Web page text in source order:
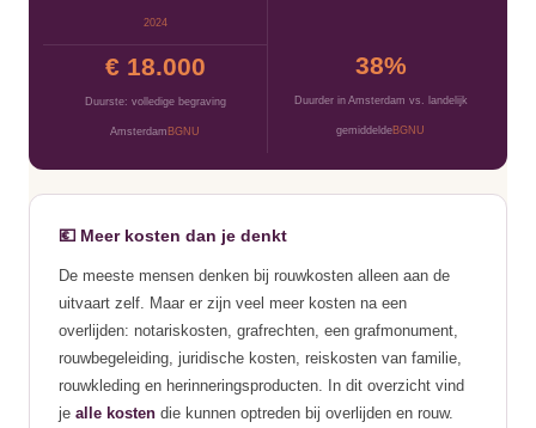
2024
€ 18.000
Duurste: volledige begraving
Amsterdam BGNU
38%
Duurder in Amsterdam vs. landelijk
gemiddeldeBGNU
💶 Meer kosten dan je denkt
De meeste mensen denken bij rouwkosten alleen aan de
uitvaart zelf. Maar er zijn veel meer kosten na een
overlijden: notariskosten, grafrechten, een grafmonument,
rouwbegeleiding, juridische kosten, reiskosten van familie,
rouwkleding en herinneringsproducten. In dit overzicht vind
je alle kosten die kunnen optreden bij overlijden en rouw.